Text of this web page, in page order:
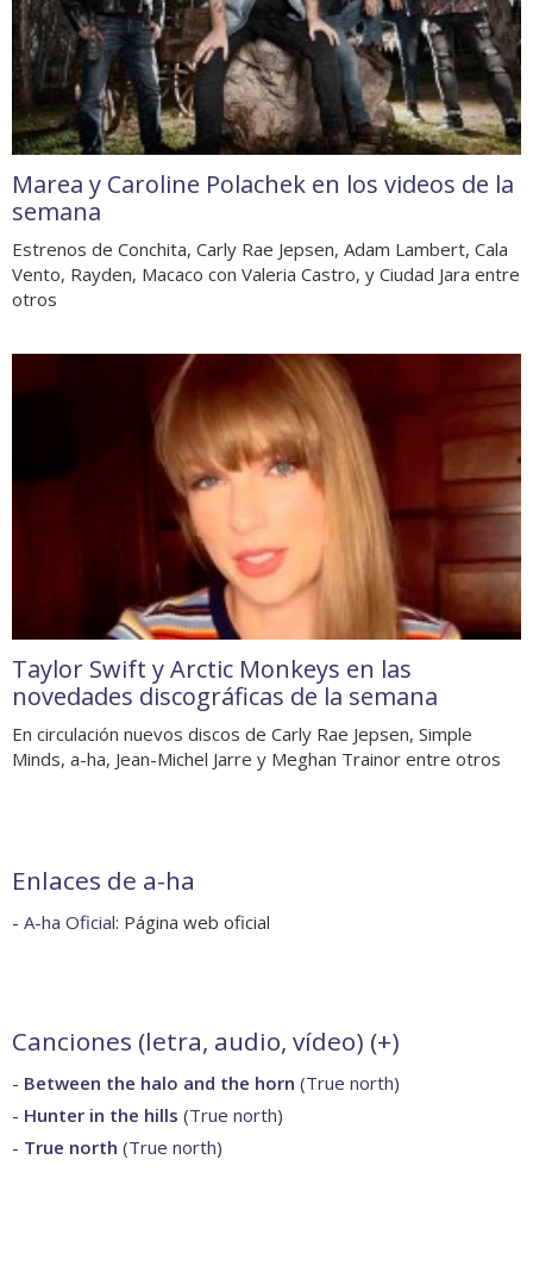
Marea y Caroline Polachek en los videos de la
semana
Estrenos de Conchita, Carly Rae Jepsen, Adam Lambert, Cala
Vento, Rayden, Macaco con Valeria Castro, y Ciudad Jara entre
otros
Taylor Swift y Arctic Monkeys en las
novedades discográficas de la semana
En circulación nuevos discos de Carly Rae Jepsen, Simple
Minds, a-ha, Jean-Michel Jarre y Meghan Trainor entre otros
Enlaces de a-ha
- A-ha Oficial: Página web oficial
Canciones (letra, audio, vídeo) (+)
- Between the halo and the horn (True north)
- Hunter in the hills (True north)
- True north (True north)